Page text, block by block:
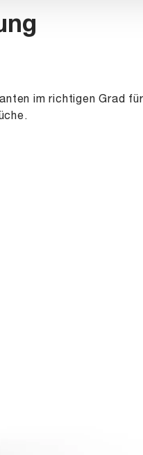
im richtigen Grad